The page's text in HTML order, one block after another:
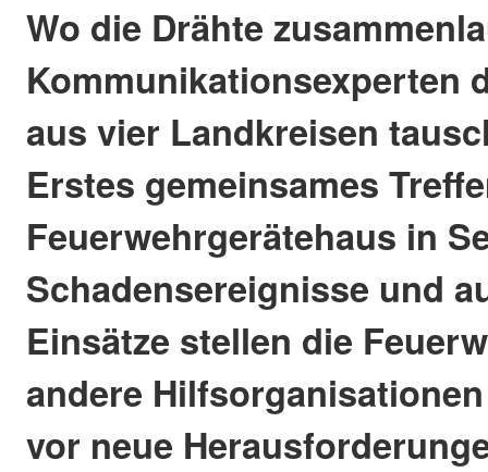
Wo die Drähte
Kommunikationsexperten
aus vier Landkreisen
Erstes gemeinsames
Feuerwehrgerätehaus in
Schadensereignisse und
Einsätze stellen die
andere
vor neue